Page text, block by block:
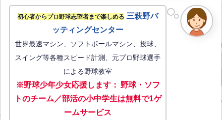
初心者からプロ野球志望者まで楽しめる 三萩野バ
ッティングセンター
世界最速マシン、ソフトボールマシン、投球、
スイング等各種スピード計測、元プロ野球選手
による野球教室
※野球少年少女応援します： 野球・ソフ
トのチーム／部活の小中学生は無料で1ゲ
ームサービス